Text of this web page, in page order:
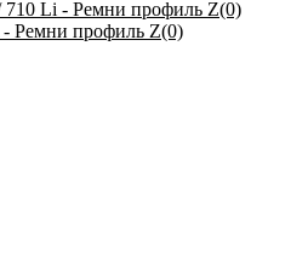
- Ремни профиль Z(0)